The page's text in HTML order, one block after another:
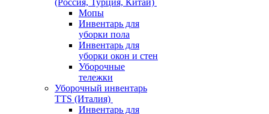
(Россия, Турция, Китай)
Мопы
Инвентарь для
уборки пола
Инвентарь для
уборки окон и стен
Уборочные
тележки
Уборочный инвентарь
TTS (Италия)
Инвентарь для